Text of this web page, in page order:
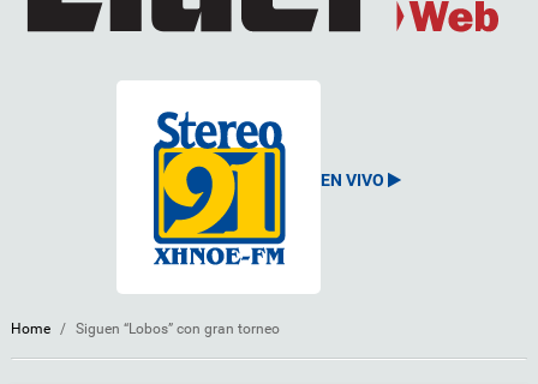
EN VIVO
Home / Siguen “Lobos” con gran torneo